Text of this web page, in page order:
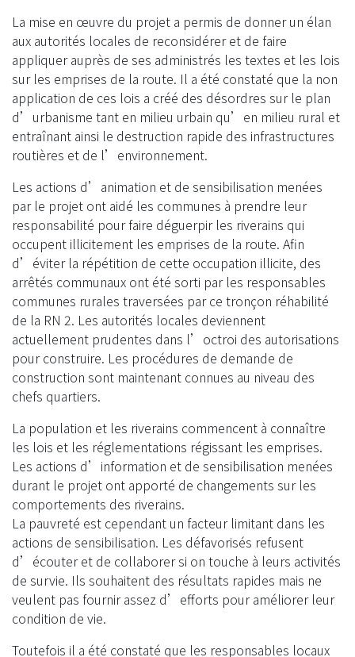
La mise en œuvre du projet a permis de donner un élan
aux autorités locales de reconsidérer et de faire
appliquer auprès de ses administrés les textes et les lois
sur les emprises de la route. Il a été constaté que la non
application de ces lois a créé des désordres sur le plan
d’urbanisme tant en milieu urbain qu’en milieu rural et
entraînant ainsi le destruction rapide des infrastructures
routières et de l’environnement.
Les actions d’animation et de sensibilisation menées
par le projet ont aidé les communes à prendre leur
responsabilité pour faire déguerpir les riverains qui
occupent illicitement les emprises de la route. Afin
d’éviter la répétition de cette occupation illicite, des
arrêtés communaux ont été sorti par les responsables
communes rurales traversées par ce tronçon réhabilité
de la RN 2. Les autorités locales deviennent
actuellement prudentes dans l’octroi des autorisations
pour construire. Les procédures de demande de
construction sont maintenant connues au niveau des
chefs quartiers.
La population et les riverains commencent à connaître
les lois et les réglementations régissant les emprises.
Les actions d’information et de sensibilisation menées
durant le projet ont apporté de changements sur les
comportements des riverains.
La pauvreté est cependant un facteur limitant dans les
actions de sensibilisation. Les défavorisés refusent
d’écouter et de collaborer si on touche à leurs activités
de survie. Ils souhaitent des résultats rapides mais ne
veulent pas fournir assez d’efforts pour améliorer leur
condition de vie.
Toutefois il a été constaté que les responsables locaux